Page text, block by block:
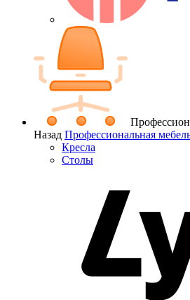
Назад Профессиональная
Кресла
Столы